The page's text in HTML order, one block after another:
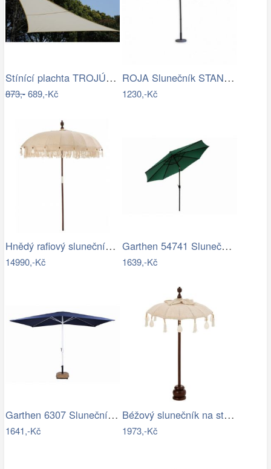
Stínící plachta TROJÚHELNÍK Rojaplast
873,-689,-Kč
ROJA Slunečník STANDART 3m - terracota
1230,-Kč
Hnědý rafiový slunečník s třásněmi…
14990,-Kč
Garthen 54741 Slunečník ø 290 cm -…
1639,-Kč
Garthen 6307 Slunečník obdélníkový 2x3…
1641,-Kč
Béžový slunečník na stůl s třásněmi a…
1973,-Kč